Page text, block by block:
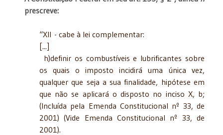
prescreve:
“XII - cabe à lei complementar:
[...]
h)definir os combustíveis e lubrificantes sobre
os quais o imposto incidirá uma única vez,
qualquer que seja a sua finalidade, hipótese em
que não se aplicará o disposto no inciso X, b;
(Incluída pela Emenda Constitucional nº 33, de
2001) (Vide Emenda Constitucional nº 33, de
2001).